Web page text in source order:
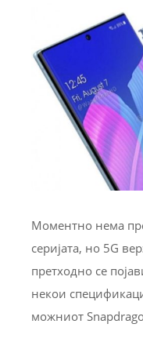
Моментно нема
серијата, но 5G
претходно се
некои
можниот